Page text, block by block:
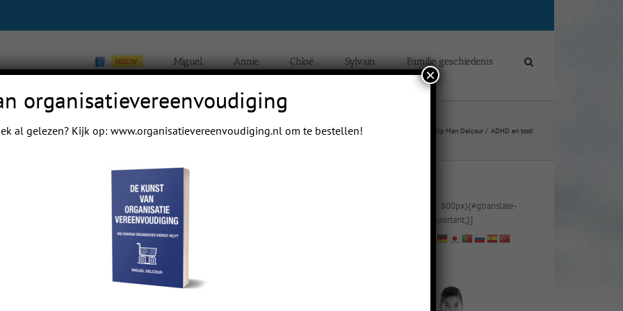
NIEUW Miguel Annie Chloé Sylvain Familie geschiedenis
Home Blogs van Sylvain Yip Man Delcour ADHD en tosti
papa even.
@media (max-width: 800px){#gtranslate-
2{text-align:right !important;}}
organisatievereenvoudiging
al gelezen? Kijk op: www.organisatievereenvoudiging.nlom te bestellen!
×